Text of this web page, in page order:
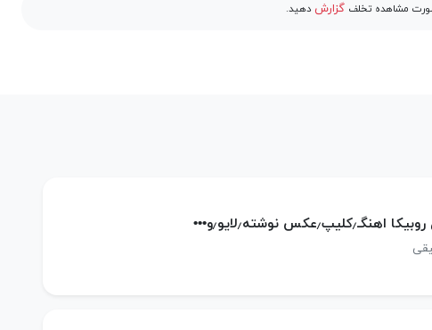
صورت مشاهده تخلفگزارش دهید.
نوشته٫لایو٫و•••